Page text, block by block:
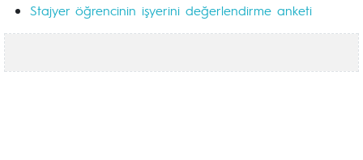
Stajyer öğrencinin işyerini değerlendirme anketi